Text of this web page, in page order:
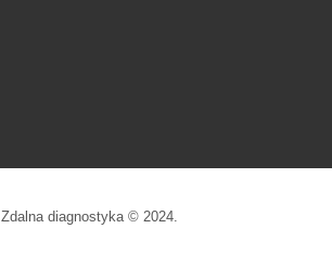
Zdalna diagnostyka © 2024.